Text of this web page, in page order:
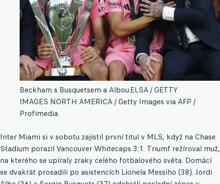
Beckham s Busquetsem a Albou.ELSA / GETTY
IMAGES NORTH AMERICA / Getty Images via AFP /
Profimedia
Inter Miami si v sobotu zajistil první titul v MLS, když na Chase
Stadium porazil Vancouver Whitecaps 3:1. Triumf režíroval muž,
na kterého se upíraly zraky celého fotbalového světa. Domácí
se dvakrát prosadili po asistencích Lionela Messiho (38). Jordi